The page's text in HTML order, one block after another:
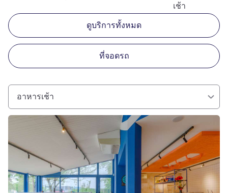
เช้า
ดูบริการทั้งหมด
ที่จอดรถ
อาหารเช้า
ดูรายละเอียด